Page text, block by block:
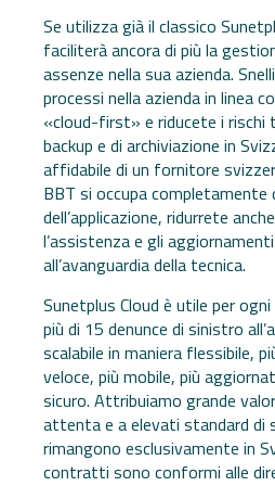
Se utilizza già il classico
faciliterà ancora di più la
assenze nella sua azienda.
processi nella azienda in linea
«cloud-first» e riducete i rischi
backup e di archiviazione in
affidabile di un fornitore
BBT si occupa completamente
dell’applicazione, ridurrete
l’assistenza e gli
all’avanguardia della tecnica.
Sunetplus Cloud è utile per
più di 15 denunce di sinistro
scalabile in maniera flessibile,
veloce, più mobile, più
sicuro. Attribuiamo grande
attenta e a elevati standard di
rimangono esclusivamente in
contratti sono conformi alle